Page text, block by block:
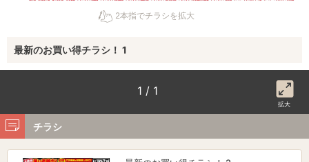
2本指でチラシを拡大
最新のお買い得チラシ！ 1
1 / 1
拡大
チラシ